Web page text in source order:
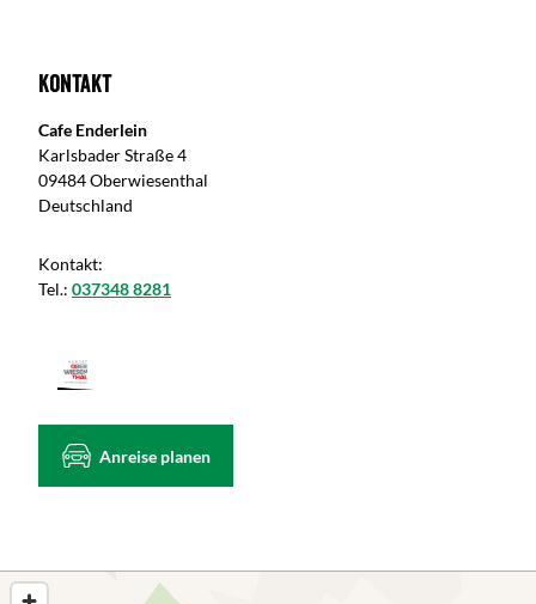
Kontakt
Cafe Enderlein
Karlsbader Straße 4
09484 Oberwiesenthal
Deutschland
Kontakt:
Tel.: 037348 8281
Anreise planen